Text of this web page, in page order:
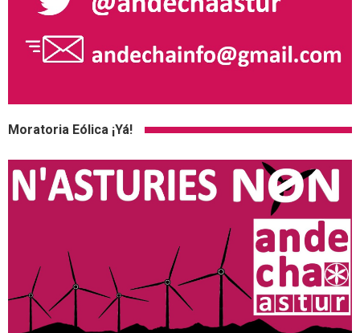
Moratoria Eólica ¡Yá!